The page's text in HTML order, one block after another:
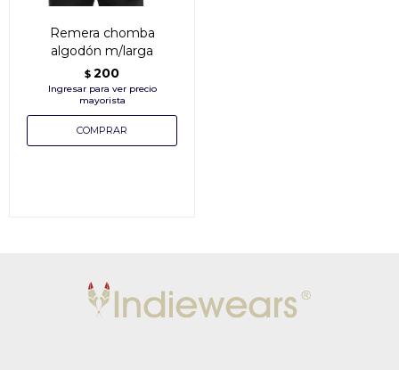
Remera chomba
algodón m/larga
$ 200